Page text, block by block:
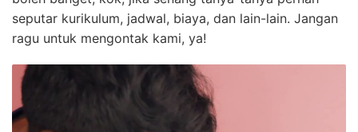
seputar kurikulum, jadwal, biaya, dan lain-lain. Jangan
ragu untuk mengontak kami, ya!